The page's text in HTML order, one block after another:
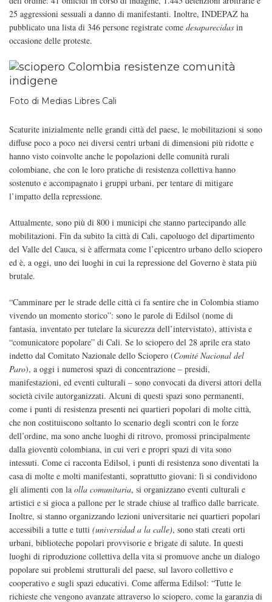
25 aggressioni sessuali a danno di manifestanti. Inoltre, INDEPAZ ha
pubblicato una lista di 346 persone registrate come desaparecidas in
occasione delle proteste.
Foto di Medias Libres Cali
Scaturite inizialmente nelle grandi città del paese, le mobilitazioni si sono
diffuse poco a poco nei diversi centri urbani di dimensioni più ridotte e
hanno visto coinvolte anche le popolazioni delle comunità rurali
colombiane, che con le loro pratiche di resistenza collettiva hanno
sostenuto e accompagnato i gruppi urbani, per tentare di mitigare
l’impatto della repressione.
Attualmente, sono più di 800 i municipi che stanno partecipando alle
mobilitazioni. Fin da subito la città di Cali, capoluogo del dipartimento
del Valle del Cauca, si è affermata come l’epicentro urbano dello sciopero
ed è, a oggi, uno dei luoghi in cui la repressione del Governo è stata più
brutale.
“Camminare per le strade delle città ci fa sentire che in Colombia stiamo
vivendo un momento storico”: sono le parole di Edilsol (nome di
fantasia, inventato per tutelare la sicurezza dell’intervistato), attivista e
“comunicatore popolare” di Cali. Se lo sciopero del 28 aprile era stato
indetto dal Comitato Nazionale dello Sciopero (Comité Nacional del
Paro), a oggi i numerosi spazi di concentrazione – presidi,
manifestazioni, ed eventi culturali – sono convocati da diversi attori della
società civile autorganizzati. Alcuni di questi spazi sono permanenti,
come i punti di resistenza presenti nei quartieri popolari di molte città,
che non costituiscono soltanto lo scenario degli scontri con le forze
dell’ordine, ma sono anche luoghi di ritrovo, promossi principalmente
dalla gioventù colombiana, in cui veri e propri spazi di vita sono
intessuti. Come ci racconta Edilsol, i punti di resistenza sono diventati la
casa di molte e molti manifestanti, soprattutto giovani: lì si condividono
gli alimenti con la olla comunitaria, si organizzano eventi culturali e
artistici e si gioca a pallone per le strade chiuse al traffico dalle barricate.
Inoltre, si stanno organizzando lezioni universitarie nei quartieri popolari
accessibili a tutte e tutti (universidad a la calle), sono stati creati orti
urbani, biblioteche popolari provvisorie e brigate di salute. In questi
luoghi di riproduzione collettiva della vita si promuove anche un dialogo
popolare sui problemi strutturali del paese, sul lavoro collettivo e
cooperativo e sugli spazi educativi. Come afferma Edilsol: “Tutte le
richieste che vengono avanzate attraverso lo sciopero, come la garanzia di